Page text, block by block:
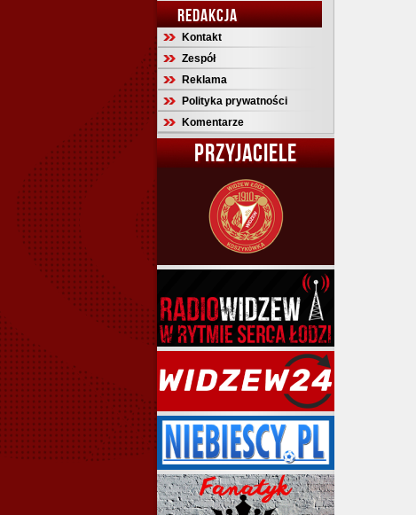
REDAKCJA
Kontakt
Zespół
Reklama
Polityka prywatności
Komentarze
PRZYJACIELE